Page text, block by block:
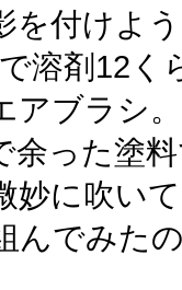
を付けよ
溶剤12
ブラシ。
余った塗
妙に吹い
んでみた